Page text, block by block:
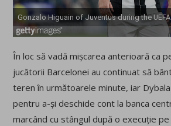
În loc să vadă mișcarea anterioară ca
jucătorii Barcelonei au continuat să
teren în următoarele minute, iar
pentru a-și deschide cont la banca
marcând cu stângul după o execuție